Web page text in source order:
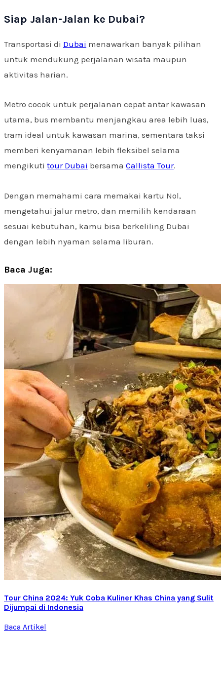
Siap Jalan-Jalan ke Dubai?
Transportasi di Dubai menawarkan banyak pilihan
untuk mendukung perjalanan wisata maupun
aktivitas harian.
Metro cocok untuk perjalanan cepat antar kawasan
utama, bus membantu menjangkau area lebih luas,
tram ideal untuk kawasan marina, sementara taksi
memberi kenyamanan lebih fleksibel selama
mengikuti tour Dubai bersama Callista Tour.
Dengan memahami cara memakai kartu Nol,
mengetahui jalur metro, dan memilih kendaraan
sesuai kebutuhan, kamu bisa berkeliling Dubai
dengan lebih nyaman selama liburan.
Baca Juga:
Tour China 2024: Yuk Coba Kuliner Khas China yang Sulit
Dijumpai di Indonesia
Baca Artikel